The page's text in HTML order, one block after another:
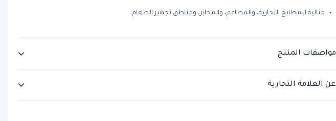
مثالية للمطابخ التجارية، والمطاعم، والمخابز، ومناطق تجهيز الطعام
مواصفات المنتج
عن العلامة التجارية